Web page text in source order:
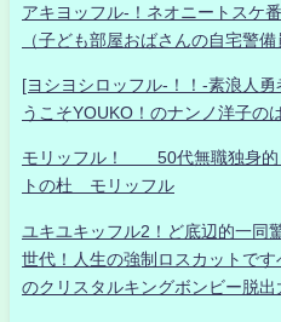
アキヨッフル-！ネオニートスケ
（子ども部屋おばさんの自宅警備
[ヨシヨシロッフル-！！-素浪人
うこそYOUKO！のナンノ洋子の
モリッフル！ 50代無職独身的
トの杜 モリッフル
ユキユキッフル2！ど底辺的一同
世代！人生の強制ロスカットで
のクリスタルキングボンビー脱出